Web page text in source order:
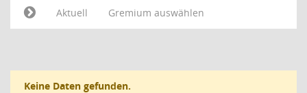
Aktuell
Gremium auswählen
Keine Daten gefunden.